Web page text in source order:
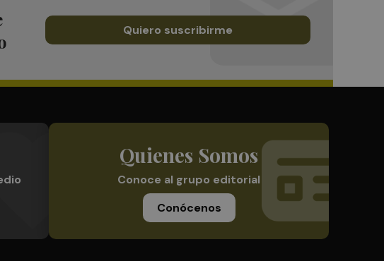
Quiero suscribirme
Quienes Somos
Conoce al grupo editorial
Conócenos